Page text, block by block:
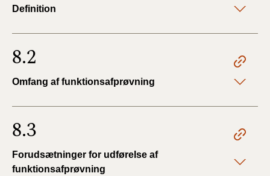
Definition
8.2
Omfang af funktionsafprøvning
8.3
Forudsætninger for udførelse af
funktionsafprøvning